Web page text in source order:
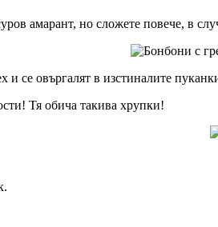
амарант, но сложете повече, в
и се овъргалят в изстиналите
Тя обича такива хрупки!